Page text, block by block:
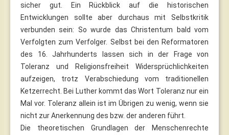
sicher gut. Ein Rückblick auf die historischen
Entwicklungen sollte aber durchaus mit Selbstkritik
verbunden sein: So wurde das Christentum bald vom
Verfolgten zum Verfolger. Selbst bei den Reformatoren
des 16. Jahrhunderts lassen sich in der Frage von
Toleranz und Religionsfreiheit Widersprüchlichkeiten
aufzeigen, trotz Verabschiedung vom traditionellen
Ketzerrecht. Bei Luther kommt das Wort Toleranz nur ein
Mal vor. Toleranz allein ist im Übrigen zu wenig, wenn sie
nicht zur Anerkennung des bzw. der anderen führt.
Die theoretischen Grundlagen der Menschenrechte